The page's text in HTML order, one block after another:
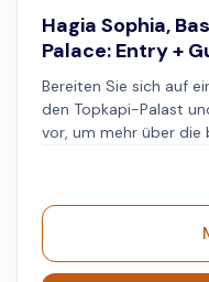
Hagia Sophia,
Palace: Entry +
Bereiten Sie sich auf
den Topkapi-Palast
vor, um mehr über die
Zisterne und gehen
Wasser. Besuchen Sie die Hagia Sophia und sehen Sie,
wie sie sich von einer
eine Moschee verwandelt hat.
Topkapi-Palast und